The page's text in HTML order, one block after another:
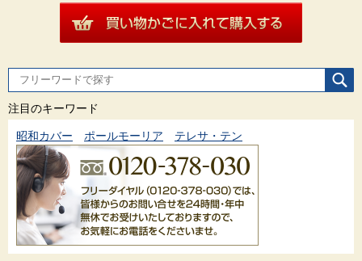
注目のキーワード
昭和カバー ポールモーリア テレサ・テン